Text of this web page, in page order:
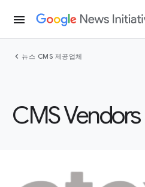
menu
chevron_left 뉴스 CMS 제공업체
CMS Vendors